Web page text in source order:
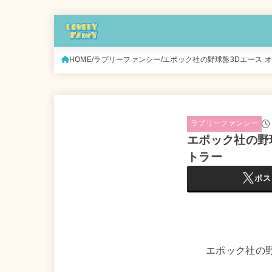
HOME ラブリーファンシー エポック社の野球盤3Dエース
ラブリーファンシー
エポック社の
トラー
ポス
エポック社の